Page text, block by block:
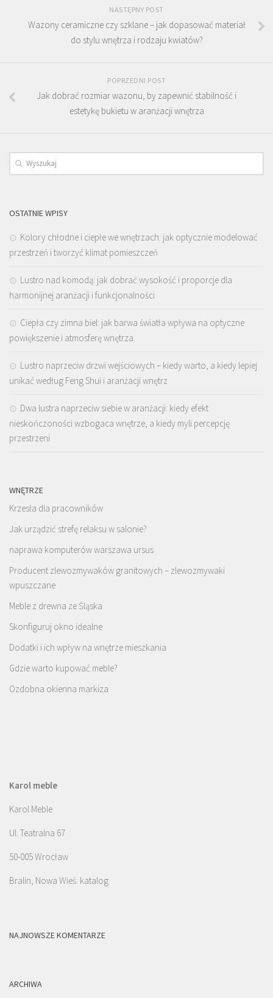
NASTĘPNY POST
Wazony ceramiczne czy szklane – jak dopasować materiał
do stylu wnętrza i rodzaju kwiatów?
POPRZEDNI POST
Jak dobrać rozmiar wazonu, by zapewnić stabilność i
estetykę bukietu w aranżacji wnętrza
OSTATNIE WPISY
Kolory chłodne i ciepłe we wnętrzach: jak optycznie modelować
przestrzeń i tworzyć klimat pomieszczeń
Lustro nad komodą: jak dobrać wysokość i proporcje dla
harmonijnej aranżacji i funkcjonalności
Ciepła czy zimna biel: jak barwa światła wpływa na optyczne
powiększenie i atmosferę wnętrza
Lustro naprzeciw drzwi wejściowych – kiedy warto, a kiedy lepiej
unikać według Feng Shui i aranżacji wnętrz
Dwa lustra naprzeciw siebie w aranżacji: kiedy efekt
nieskończoności wzbogaca wnętrze, a kiedy myli percepcję
przestrzeni
WNĘTRZE
Krzesła dla pracowników
Jak urządzić strefę relaksu w salonie?
naprawa komputerów warszawa ursus
Producent zlewozmywaków granitowych – zlewozmywaki
wpuszczane
Meble z drewna ze Śląska
Skonfiguruj okno idealne
Dodatki i ich wpływ na wnętrze mieszkania
Gdzie warto kupować meble?
Ozdobna okienna markiza
Karol meble
Karol Meble
Ul. Teatralna 67
50-005 Wrocław
Bralin, Nowa Wieś: katalog
NAJNOWSZE KOMENTARZE
ARCHIWA